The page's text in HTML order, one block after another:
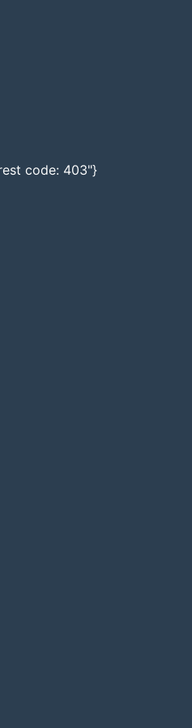
code: 403"}